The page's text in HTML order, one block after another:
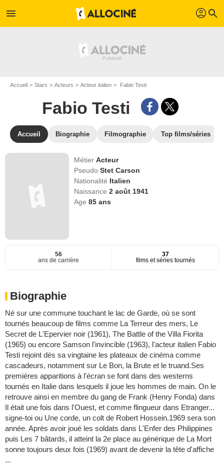
menu profil search
Accueil Stars Acteurs Acteur italien Fabio Testi
Fabio Testi
Accueil Biographie Filmographie Top films/séries
MétierActeur
PseudoStet Carson
Nationalité Italien
Naissance2 août 1941
Age85 ans
56
ans de carrière
37
films et séries tournés
Biographie
Né sur une commune touchant le lac de Garde, où se sont
tournés beaucoup de films comme La Terreur des mers, Le
Secret de L'Epervier noir (1961), The Battle of the Villa Fiorita
(1965) ou encore Samson l'invincible (1963), l'acteur italien Fabio
Testi rejoint dès sa vingtaine les plateaux de cinéma comme
cascadeurs, notamment sur Le Bon, la Brute et le truand.Ses
premières apparitions à l'écran se font dans des westerns
tournés en Italie dans lesquels il joue les hommes de main. On le
retrouve ainsi en membre du gang de Frank (Henry Fonda) dans
Il était une fois dans l'Ouest, et comme flingueur dans Etranger...
signe-toi ou Une corde, un colt de Robert Hossein.1969 sera son
année. Après avoir joué les soldats dans L'Enfer des Philippines
puis Les 7 bâtards, il atteint la 2e place au générique de La Mort
sonne toujours deux fois (1969) avant de devenir la tête d'affiche
...